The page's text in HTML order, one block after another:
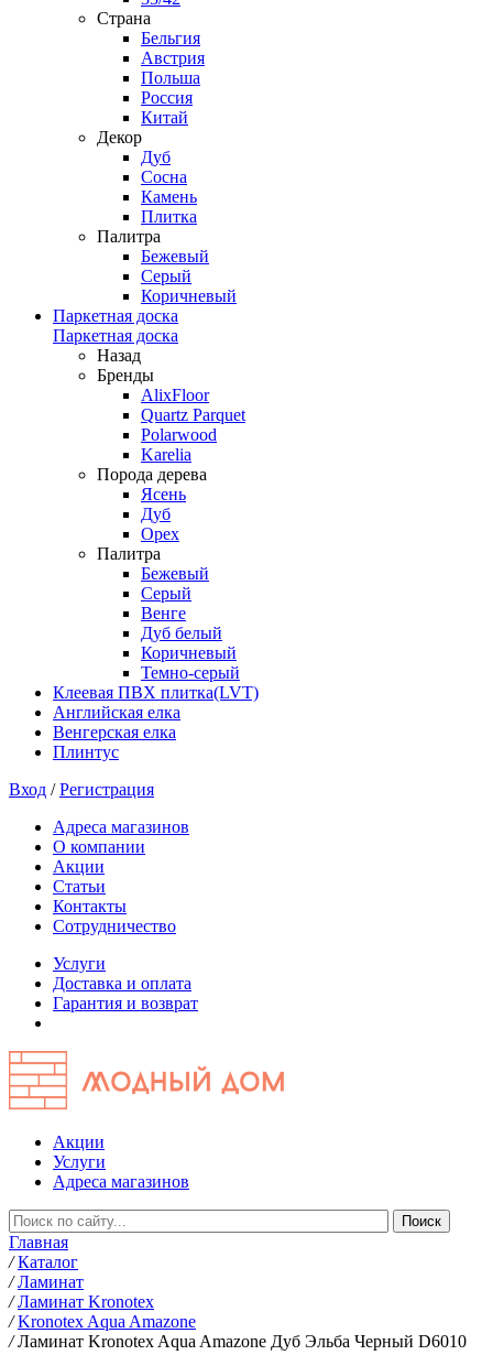
Страна
Бельгия
Австрия
Польша
Россия
Китай
Декор
Дуб
Сосна
Камень
Плитка
Палитра
Бежевый
Серый
Коричневый
Паркетная доска
Паркетная доска
Назад
Бренды
AlixFloor
Quartz Parquet
Polarwood
Karelia
Порода дерева
Ясень
Дуб
Орех
Палитра
Бежевый
Серый
Венге
Дуб белый
Коричневый
Темно-серый
Клеевая ПВХ плитка(LVT)
Английская елка
Венгерская елка
Плинтус
Вход /Регистрация
Адреса магазинов
О компании
Акции
Статьи
Контакты
Сотрудничество
Услуги
Доставка и оплата
Гарантия и возврат
Акции
Услуги
Адреса магазинов
Главная
/ Каталог
/ Ламинат
/ Ламинат Kronotex
/ Kronotex Aqua Amazone
/ Ламинат Kronotex Aqua Amazone Дуб Эльба Черный D6010